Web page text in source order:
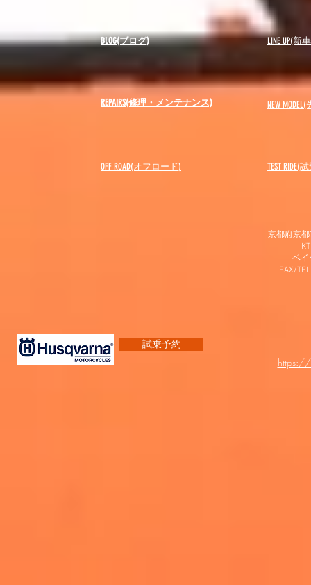
BLOG(ブログ) LINE UP(新
REPAIRS(修理・メンテナンス) NEW MODEL(
OFF ROAD(オフロード) ​TEST RIDE(
京都府京
ベイ
FAX/
試乗予約
https://